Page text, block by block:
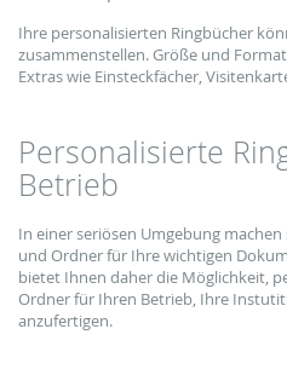
Ihre personalisierten Ringbücher
zusammenstellen. Größe und
Extras wie Einsteckfächer,
Personalisierte
Betrieb
In einer seriösen Umgebung
und Ordner für Ihre wichtigen
bietet Ihnen daher die Möglichkeit,
Ordner für Ihren Betrieb, Ihre
anzufertigen.